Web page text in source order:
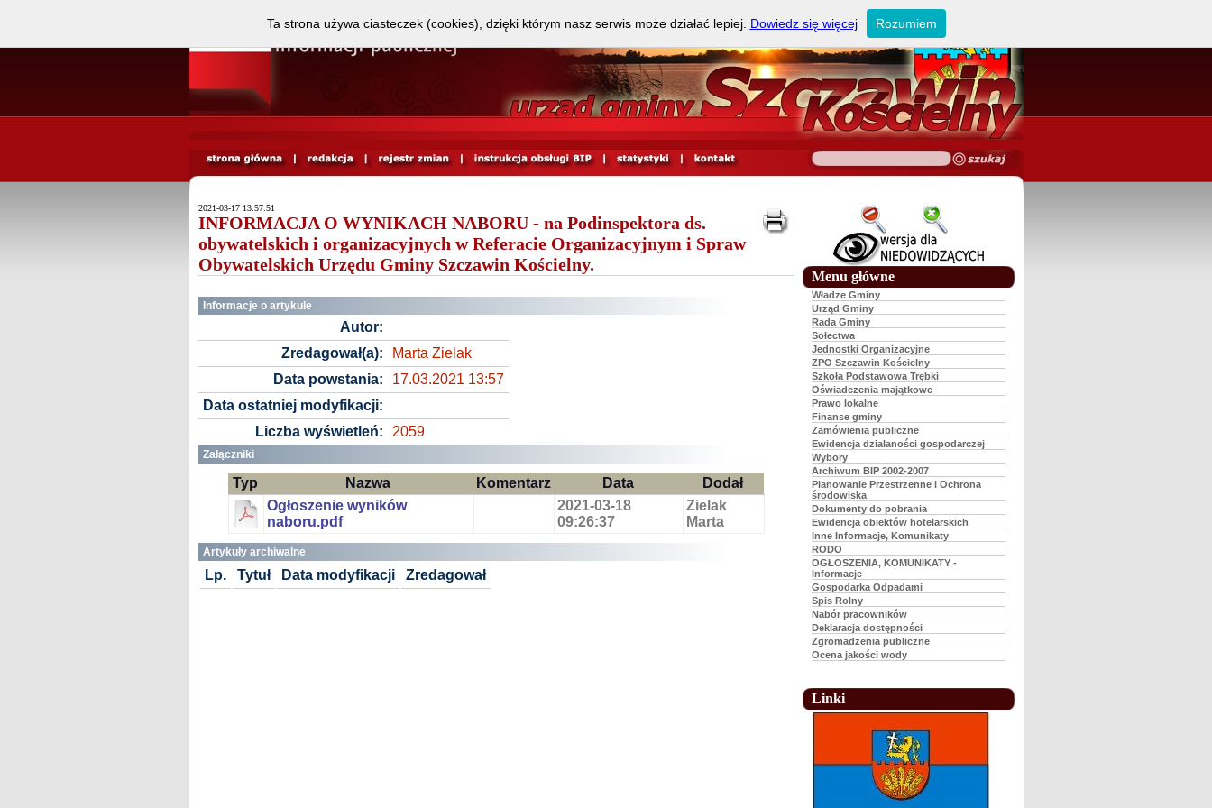
2021-03-17 13:57:51
INFORMACJA O WYNIKACH NABORU - na Podinspektora ds.
obywatelskich i organizacyjnych w Referacie Organizacyjnym i Spraw
Obywatelskich Urzędu Gminy Szczawin Kościelny.
Informacje o artykule
Autor:
Zredagował(a):
Marta Zielak
Data powstania:
17.03.2021 13:57
Data ostatniej modyfikacji:
Liczba wyświetleń:
2059
Załączniki
Typ Nazwa Komentarz Data
Dodał
Ogłoszenie wyników
naboru.pdf
2021-03-18
09:26:37
Zielak
Marta
Artykuły archiwalne
Lp. Tytuł Data modyfikacji Zredagował
Menu główne
Władze Gminy
Urząd Gminy
Rada Gminy
Sołectwa
Jednostki Organizacyjne
ZPO Szczawin Kościelny
Szkoła Podstawowa Trębki
Oświadczenia majątkowe
Prawo lokalne
Finanse gminy
Zamówienia publiczne
Ewidencja dzialaności gospodarczej
Wybory
Archiwum BIP 2002-2007
Planowanie Przestrzenne i Ochrona
środowiska
Dokumenty do pobrania
Ewidencja obiektów hotelarskich
Inne Informacje, Komunikaty
RODO
OGŁOSZENIA, KOMUNIKATY -
Informacje
Gospodarka Odpadami
Spis Rolny
Nabór pracowników
Deklaracja dostępności
Zgromadzenia publiczne
Ocena jakości wody
Linki
Ta strona używa ciasteczek (cookies), dzięki którym nasz serwis może działać lepiej. Dowiedz się więcej Rozumiem